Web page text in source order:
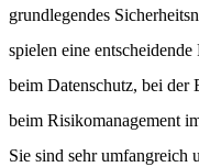
grundlegendes
spielen eine
beim Datenschutz, bei der
beim Risikomanagement
Sie sind sehr umfangreich